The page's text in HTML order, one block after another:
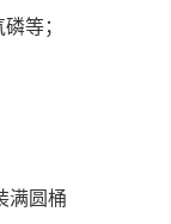
等；
满圆桶